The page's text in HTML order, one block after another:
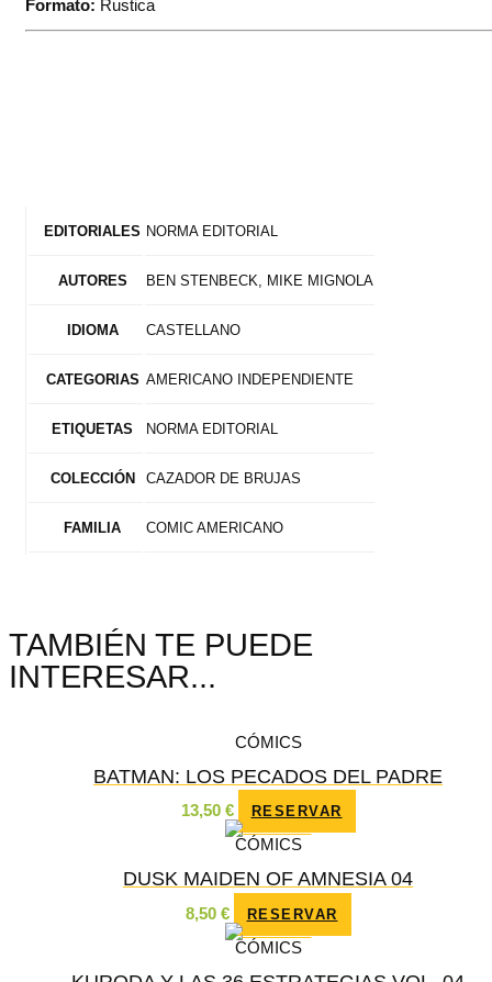
Formato: Rustica
EDITORIALES NORMA EDITORIAL
AUTORES BEN STENBECK, MIKE MIGNOLA
IDIOMA CASTELLANO
CATEGORIAS AMERICANO INDEPENDIENTE
ETIQUETAS NORMA EDITORIAL
COLECCIÓN CAZADOR DE BRUJAS
FAMILIA COMIC AMERICANO
TAMBIÉN TE PUEDE
INTERESAR...
CÓMICS
BATMAN: LOS PECADOS DEL PADRE
13,50 € RESERVAR
CÓMICS
DUSK MAIDEN OF AMNESIA 04
8,50 € RESERVAR
CÓMICS